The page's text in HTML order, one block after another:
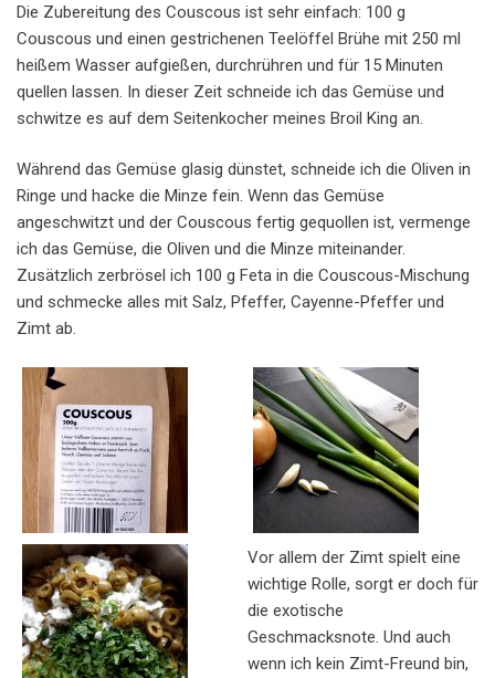
Die Zubereitung des Couscous ist sehr einfach: 100 g
Couscous und einen gestrichenen Teelöffel Brühe mit 250 ml
heißem Wasser aufgießen, durchrühren und für 15 Minuten
quellen lassen. In dieser Zeit schneide ich das Gemüse und
schwitze es auf dem Seitenkocher meines Broil King an.
Während das Gemüse glasig dünstet, schneide ich die Oliven in
Ringe und hacke die Minze fein. Wenn das Gemüse
angeschwitzt und der Couscous fertig gequollen ist, vermenge
ich das Gemüse, die Oliven und die Minze miteinander.
Zusätzlich zerbrösel ich 100 g Feta in die Couscous-Mischung
und schmecke alles mit Salz, Pfeffer, Cayenne-Pfeffer und
Zimt ab.
Vor allem der Zimt spielt eine
wichtige Rolle, sorgt er doch für
die exotische
Geschmacksnote. Und auch
wenn ich kein Zimt-Freund bin,